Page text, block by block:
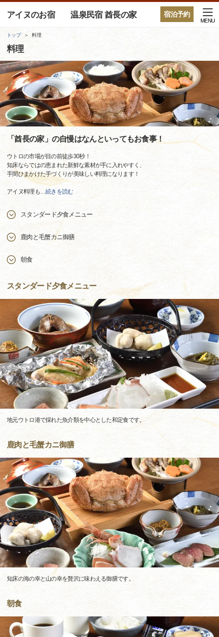
宿泊予約
アイヌのお宿 温泉民宿 酋長の家
MENU
トップ 料理
料理
「酋長の家」の自慢はなんといってもお食事！
ウトロの市場が目の前徒歩30秒！
知床ならではの恵まれた新鮮な素材が手に入れやすく、
手間ひまかけた手づくりが美味しい料理になります！
アイヌ料理も…続きを読む
スタンダード夕食メニュー
鹿肉と毛蟹カニ御膳
朝食
スタンダード夕食メニュー
地元ウトロ港で採れた魚介類を中心とした和定食です。
鹿肉と毛蟹カニ御膳
知床の海の幸と山の幸を贅沢に味わえる御膳です。
朝食